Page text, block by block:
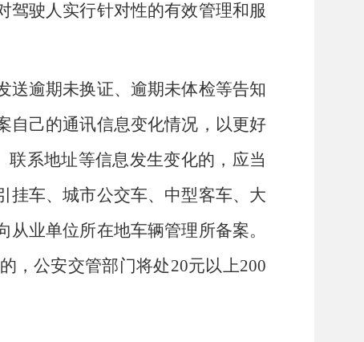
驾驶人实行针对性的有效管理和服
送逾期未换证、逾期未体检等告知
自己的通讯信息变化情况，以更好
系地址等信息发生变化的，应当
挂车、城市公交车、中型客车、大
业单位所在地车辆管理所备案。
，公安交管部门将处20元以上200